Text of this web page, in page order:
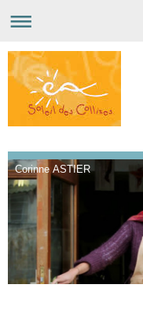
Corinne ASTIER